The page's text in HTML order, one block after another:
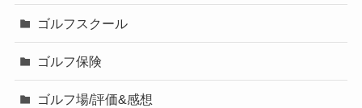
ゴルフスクール
ゴルフ保険
ゴルフ場/評価&感想